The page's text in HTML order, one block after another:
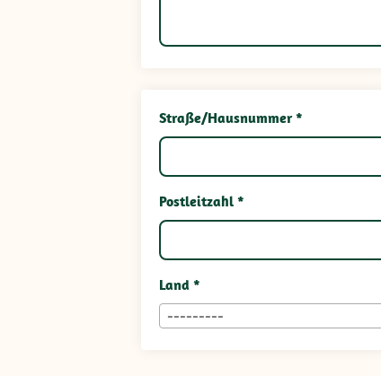
Straße/Hausnummer *
Postleitzahl *
Land *
---------